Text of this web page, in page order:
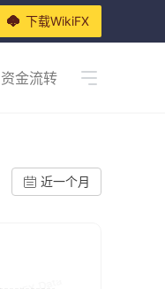
下载WikiFX
资金流转
近一个月